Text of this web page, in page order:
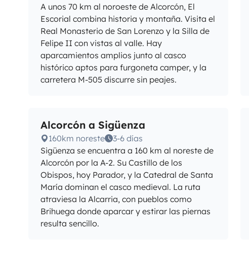
A unos 70 km al noroeste de Alcorcón, El
Escorial combina historia y montaña. Visita el
Real Monasterio de San Lorenzo y la Silla de
Felipe II con vistas al valle. Hay
aparcamientos amplios junto al casco
histórico aptos para furgoneta camper, y la
carretera M-505 discurre sin peajes.
Alcorcón a Sigüenza
160km noreste
3-6 días
Sigüenza se encuentra a 160 km al noreste de
Alcorcón por la A-2. Su Castillo de los
Obispos, hoy Parador, y la Catedral de Santa
María dominan el casco medieval. La ruta
atraviesa la Alcarria, con pueblos como
Brihuega donde aparcar y estirar las piernas
resulta sencillo.